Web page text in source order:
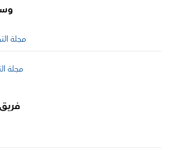
مجلة
مجلة